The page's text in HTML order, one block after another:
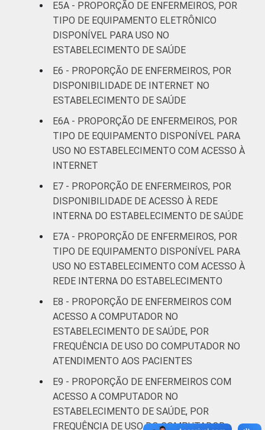
Interior
Base: 278.004 enfermeiros com acesso a
Respostas estimuladas. Cada item
apresentado se refere apenas aos
resultados da alternativa sim. Dados
coletados entre novembro de 2015 e junho
de 2016.
Considera-se computador os seguintes
notebook, netbook e tablet.
E5A - PROPORÇÃO DE ENFERMEIROS, POR
TIPO DE EQUIPAMENTO ELETRÔNICO
DISPONÍVEL PARA USO NO
ESTABELECIMENTO DE SAÚDE
E6 - PROPORÇÃO DE ENFERMEIROS, POR
DISPONIBILIDADE DE INTERNET NO
ESTABELECIMENTO DE SAÚDE
E6A - PROPORÇÃO DE ENFERMEIROS, POR
TIPO DE EQUIPAMENTO DISPONÍVEL PARA
USO NO ESTABELECIMENTO COM ACESSO À
INTERNET
E7 - PROPORÇÃO DE ENFERMEIROS, POR
DISPONIBILIDADE DE ACESSO À REDE
INTERNA DO ESTABELECIMENTO DE SAÚDE
E7A - PROPORÇÃO DE ENFERMEIROS, POR
TIPO DE EQUIPAMENTO DISPONÍVEL PARA
USO NO ESTABELECIMENTO COM ACESSO À
REDE INTERNA DO ESTABELECIMENTO
E8 - PROPORÇÃO DE ENFERMEIROS COM
ACESSO A COMPUTADOR NO
ESTABELECIMENTO DE SAÚDE, POR
FREQUÊNCIA DE USO DO COMPUTADOR NO
ATENDIMENTO AOS PACIENTES
E9 - PROPORÇÃO DE ENFERMEIROS COM
ACESSO A COMPUTADOR NO
ESTABELECIMENTO DE SAÚDE, POR
FREQUÊNCIA DE USO DO COMPUTADOR